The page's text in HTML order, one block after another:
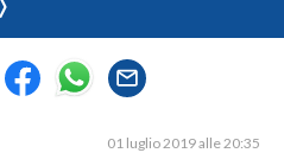
01 luglio 2019 alle 20:35